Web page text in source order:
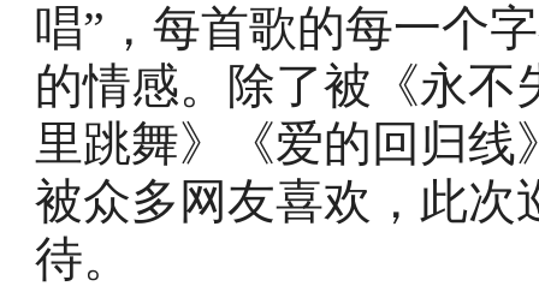
唱”，每首歌的每一个
的情感。除了被《永
里跳舞》《爱的回归
被众多网友喜欢，此次
待。